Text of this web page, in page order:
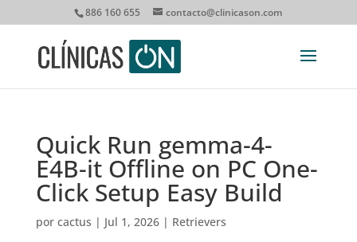
886 160 655 contacto@clinicason.com
Quick Run gemma-4-
E4B-it Offline on PC One-
Click Setup Easy Build
por cactus | Jul 1, 2026| Retrievers